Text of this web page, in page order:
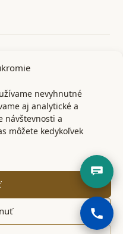
nevyhnutné
aj analytické a
návštevnosti a
môžete kedykoľvek
práva vyhradené
REKLAMAČNÝ PORIADOK